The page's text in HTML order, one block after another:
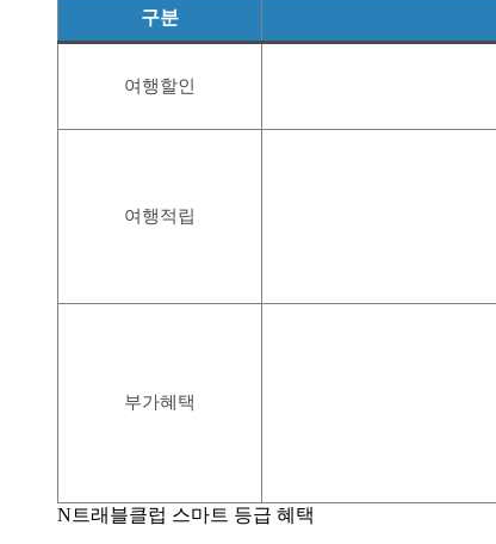
구분
여행할인
여행적립
부가혜택
N트래블클럽 스마트 등급 혜택